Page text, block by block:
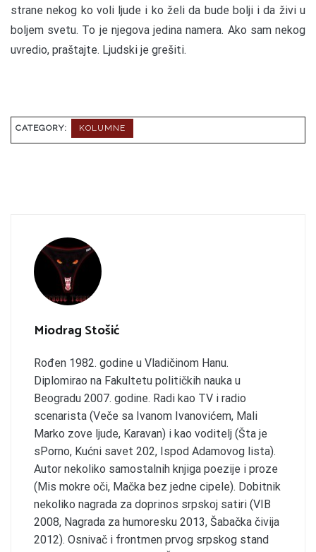
strane nekog ko voli ljude i ko želi da bude bolji i da živi u
boljem svetu. To je njegova jedina namera. Ako sam nekog
uvredio, praštajte. Ljudski je grešiti.
CATEGORY: KOLUMNE
Miodrag Stošić
Rođen 1982. godine u Vladičinom Hanu.
Diplomirao na Fakultetu političkih nauka u
Beogradu 2007. godine. Radi kao TV i radio
scenarista (Veče sa Ivanom Ivanovićem, Mali
Marko zove ljude, Karavan) i kao voditelj (Šta je
sPorno, Kućni savet 202, Ispod Adamovog lista).
Autor nekoliko samostalnih knjiga poezije i proze
(Mis mokre oči, Mačka bez jedne cipele). Dobitnik
nekoliko nagrada za doprinos srpskoj satiri (VIB
2008, Nagrada za humoresku 2013, Šabačka čivija
2012). Osnivač i frontmen prvog srpskog stand